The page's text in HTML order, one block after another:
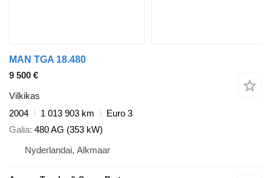
MAN TGA 18.480
9 500 €
Vilkikas
2004
1 013 903 km
Euro 3
Galia 480 AG (353 kW)
Nyderlandai, Alkmaar